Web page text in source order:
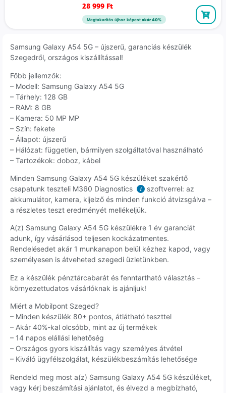
28 999 Ft
Megtakarítás újhoz képest akár 40%
Samsung Galaxy A54 5G – újszerű, garanciás készülék
Szegedről, országos kiszállítással!
Főbb jellemzők:
– Modell: Samsung Galaxy A54 5G
– Tárhely: 128 GB
– RAM: 8 GB
– Kamera: 50 MP MP
– Szín: fekete
– Állapot: újszerű
– Hálózat: független, bármilyen szolgáltatóval használható
– Tartozékok: doboz, kábel
Minden Samsung Galaxy A54 5G készüléket szakértő
csapatunk teszteli M360 Diagnostics
i
szoftverrel: az
akkumulátor, kamera, kijelző és minden funkció átvizsgálva –
a részletes teszt eredményét mellékeljük.
A(z) Samsung Galaxy A54 5G készülékre 1 év garanciát
adunk, így vásárlásod teljesen kockázatmentes.
Rendelésedet akár 1 munkanapon belül kézhez kapod, vagy
személyesen is átveheted szegedi üzletünkben.
Ez a készülék pénztárcabarát és fenntartható választás –
környezettudatos vásárlóknak is ajánljuk!
Miért a Mobilpont Szeged?
– Minden készülék 80+ pontos, átlátható teszttel
– Akár 40%-kal olcsóbb, mint az új termékek
– 14 napos elállási lehetőség
– Országos gyors kiszállítás vagy személyes átvétel
– Kiváló ügyfélszolgálat, készülékbeszámítás lehetősége
Rendeld meg most a(z) Samsung Galaxy A54 5G készüléket,
vagy kérj beszámítási ajánlatot, és élvezd a megbízható,